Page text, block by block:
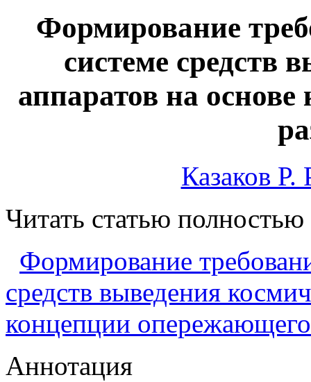
Формирование
системе средств
аппаратов на
Казаков Р.
Читать статью полностью
Формирование
средств выведения
концепции
Аннотация